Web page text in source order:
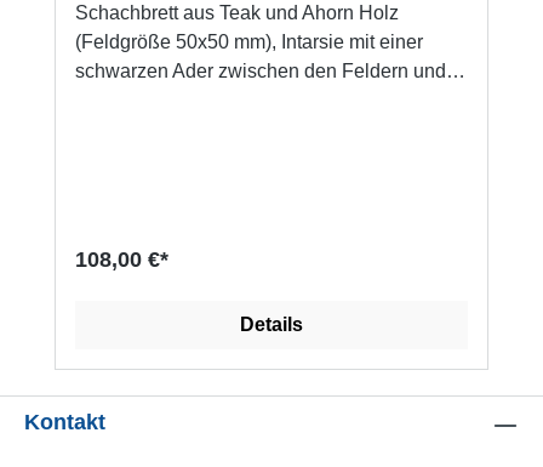
Schachbrett aus Teak und Ahorn Holz
(Feldgröße 50x50 mm), Intarsie mit einer
schwarzen Ader zwischen den Feldern und
mm.Hersteller-Artikelnummer: 02424
108,00 €*
Details
Kontakt